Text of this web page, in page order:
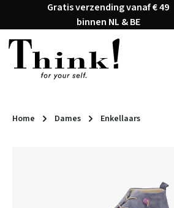
de hoofdinhoud
Ga naar de zoekopdracht
Ga naar de hoofdnavigatie
Gratis verzending vanaf € 49
binnen NL & BE
Home Dames Enkellaars